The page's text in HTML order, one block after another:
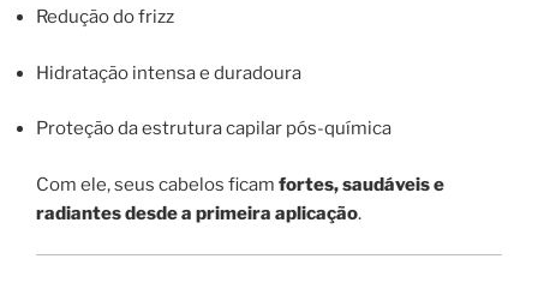
Redução do frizz
Hidratação intensa e duradoura
Proteção da estrutura capilar pós-química
Com ele, seus cabelos ficam fortes, saudáveis e
radiantes desde a primeira aplicação.